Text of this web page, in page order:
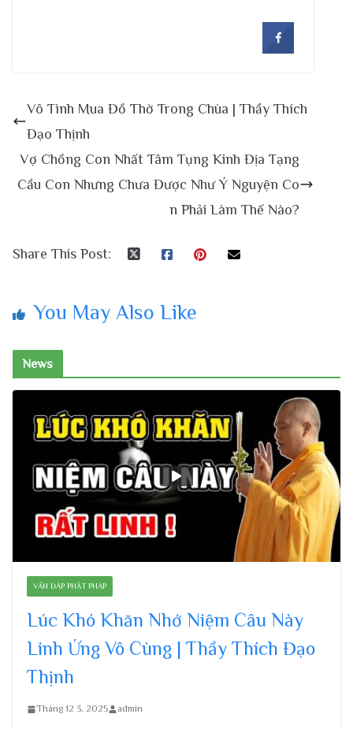
Vô Tình Mua Đồ Thờ Trong Chùa | Thầy Thích
Đạo Thịnh
Vợ Chồng Con Nhất Tâm Tụng Kinh Địa Tạng
Cầu Con Nhưng Chưa Được Như Ý Nguyện Co
n Phải Làm Thế Nào?
Share This Post:
You May Also Like
News
VẤN ĐÁP PHẬT PHÁP
Lúc Khó Khăn Nhớ Niệm Câu Này
Linh Ứng Vô Cùng | Thầy Thích Đạo
Thịnh
Tháng 12 3, 2025 admin